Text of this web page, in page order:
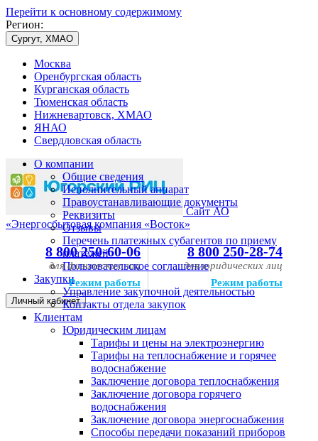
Перейти к основному содержимому
Регион:
Сургут, ХМАО
Москва
Оренбургская область
Курганская область
Тюменская область
Нижневартовск, ХМАО
ЯНАО
Свердловская область
Сайт АО
«Энергосбытовая компания «Восток»
8 800 250-60-06
для физических лиц
Режим работы
8 800 250-28-74
для юридических лиц
Режим работы
Личный кабинет
О компании
Общие сведения
Исполнительный аппарат
Правоустанавливающие документы
Реквизиты
Отзывы
Перечень платежных субагентов по приему
платежей
Пользовательское соглашение
Закупки
Управление закупочной деятельностью
Контакты отдела закупок
Клиентам
Юридическим лицам
Тарифы и цены на электроэнергию
Тарифы на теплоснабжение и горячее
водоснабжение
Заключение договора теплоснабжения
Заключение договора горячего
водоснабжения
Заключение договора энергоснабжения
Способы передачи показаний приборов